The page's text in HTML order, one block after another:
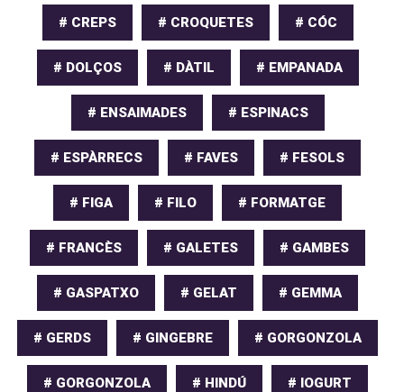
# CREPS # CROQUETES # CÓC
# DOLÇOS # DÀTIL # EMPANADA
# ENSAIMADES # ESPINACS
# ESPÀRRECS # FAVES # FESOLS
# FIGA # FILO # FORMATGE
# FRANCÈS # GALETES # GAMBES
# GASPATXO # GELAT # GEMMA
# GERDS # GINGEBRE # GORGONZOLA
# GORGONZOLA # HINDÚ # IOGURT